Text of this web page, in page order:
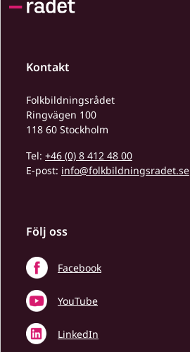
Kontakt
Folkbildningsrådet
Ringvägen 100
118 60 Stockholm
Tel: +46 (0) 8 412 48 00
E-post: info@folkbildningsradet.se
Följ oss
Facebook
YouTube
LinkedIn